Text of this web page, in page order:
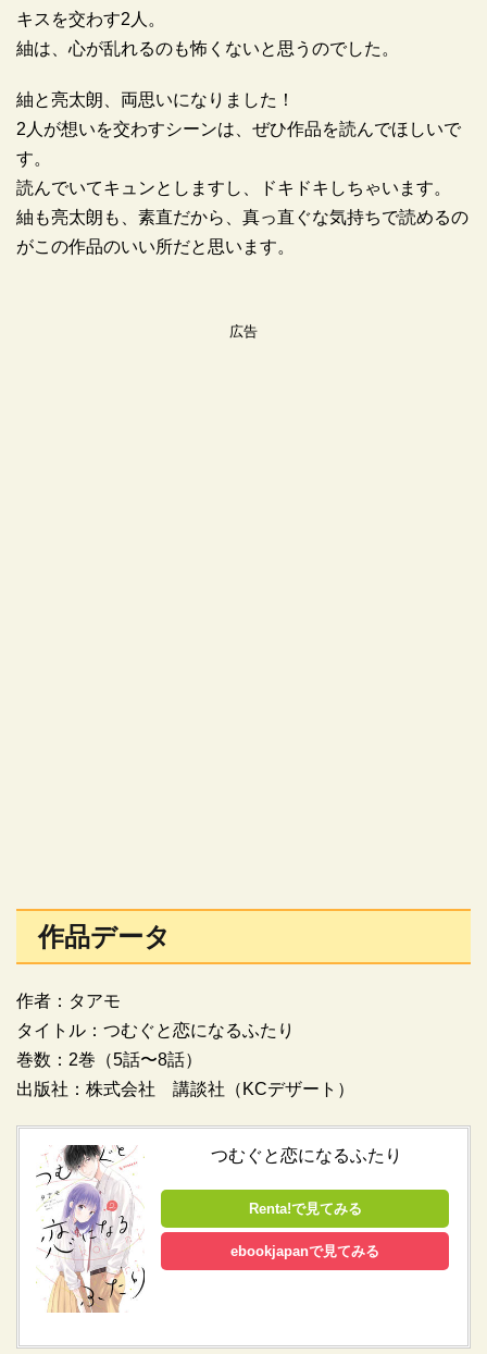
キスを交わす2人。
紬は、心が乱れるのも怖くないと思うのでした。
紬と亮太朗、両思いになりました！
2人が想いを交わすシーンは、ぜひ作品を読んでほしいで
す。
読んでいてキュンとしますし、ドキドキしちゃいます。
紬も亮太朗も、素直だから、真っ直ぐな気持ちで読めるの
がこの作品のいい所だと思います。
広告
作品データ
作者：タアモ
タイトル：つむぐと恋になるふたり
巻数：2巻（5話〜8話）
出版社：株式会社 講談社（KCデザート）
つむぐと恋になるふたり
Renta!で見てみる
ebookjapanで見てみる